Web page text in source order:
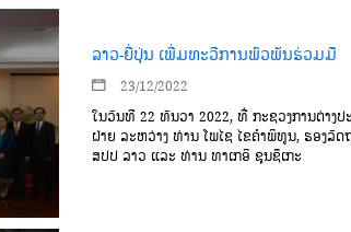
ລາວ-ຍີ່ປຸ່ນ ເພີ່ມທະວີການພົວພັນຮ່ວມມື
23/12/2022
ໃນວັນທີ 22 ທັນວາ 2022, ທີ່ ກະຊວງການຕ່າງ
ຝ່າຍ ລະຫວ່າງ ທ່ານ ໂພໄຊ ໄຂຄໍາພິທູນ, ຮອງລັ
ສປປ ລາວ ແລະ ທ່ານ ທາເກອິ ຊຸນຊຶເກະ